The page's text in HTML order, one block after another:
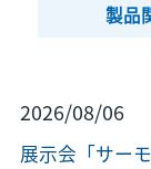
製品
2026/08/06
展示会「サー